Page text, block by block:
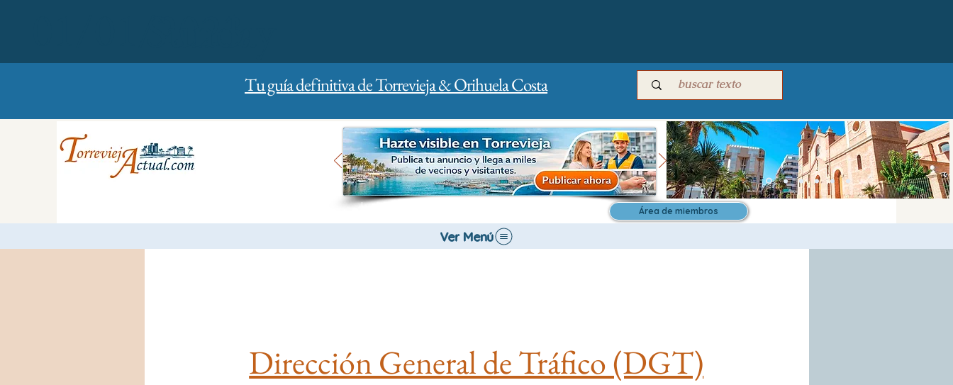
Tu guía definitiva de Torrevieja & Orihuela Costa
Área de miembros
Ver Menú
Dirección General de Tráfico (DGT)